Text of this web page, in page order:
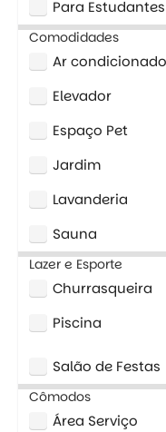
Para Estudantes
Comodidades
Ar condicionado
Elevador
Espaço Pet
Jardim
Lavanderia
Sauna
Lazer e Esporte
Churrasqueira
Piscina
Salão de Festas
Cômodos
Área Serviço